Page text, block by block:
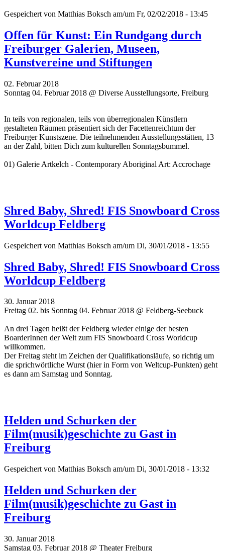
Gespeichert von Matthias Boksch am/um Fr, 02/02/2018 - 13:45
Offen für Kunst: Ein Rundgang durch
Freiburger Galerien, Museen,
Kunstvereine und Stiftungen
02. Februar 2018
Sonntag 04. Februar 2018 @ Diverse Ausstellungsorte, Freiburg
In teils von regionalen, teils von überregionalen Künstlern
gestalteten Räumen präsentiert sich der Facettenreichtum der
Freiburger Kunstszene. Die teilnehmenden Ausstellungsstätten, 13
an der Zahl, bitten Dich zum kulturellen Sonntagsbummel.
01) Galerie Artkelch - Contemporary Aboriginal Art: Accrochage
Shred Baby, Shred! FIS Snowboard Cross
Worldcup Feldberg
Gespeichert von Matthias Boksch am/um Di, 30/01/2018 - 13:55
Shred Baby, Shred! FIS Snowboard Cross
Worldcup Feldberg
30. Januar 2018
Freitag 02. bis Sonntag 04. Februar 2018 @ Feldberg-Seebuck
An drei Tagen heißt der Feldberg wieder einige der besten
BoarderInnen der Welt zum FIS Snowboard Cross Worldcup
willkommen.
Der Freitag steht im Zeichen der Qualifikationsläufe, so richtig um
die sprichwörtliche Wurst (hier in Form von Weltcup-Punkten) geht
es dann am Samstag und Sonntag.
Helden und Schurken der
Film(musik)geschichte zu Gast in
Freiburg
Gespeichert von Matthias Boksch am/um Di, 30/01/2018 - 13:32
Helden und Schurken der
Film(musik)geschichte zu Gast in
Freiburg
30. Januar 2018
Samstag 03. Februar 2018 @ Theater Freiburg